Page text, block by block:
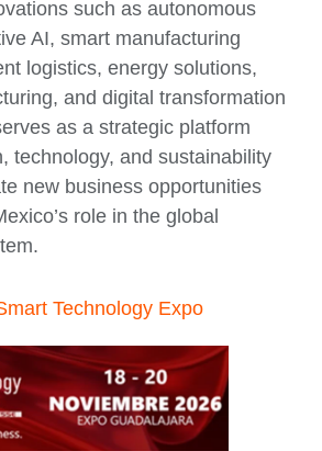
such as autonomous
AI, smart manufacturing
logistics, energy solutions,
and digital transformation
as a strategic platform
technology, and sustainability
new business opportunities
role in the global
Technology Expo